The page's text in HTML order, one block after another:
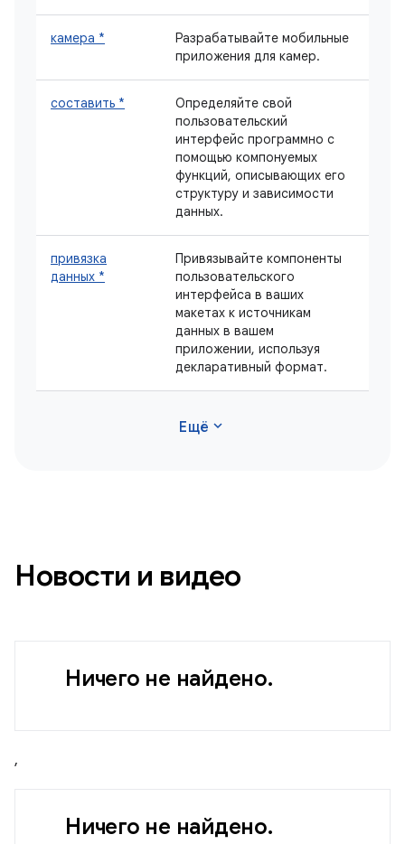
камера *
Разрабатывайте мобильные
приложения для камер.
составить *
Определяйте свой
пользовательский
интерфейс программно с
помощью компонуемых
функций, описывающих его
структуру и зависимости
данных.
привязка
данных *
Привязывайте компоненты
пользовательского
интерфейса в ваших
макетах к источникам
данных в вашем
приложении, используя
декларативный формат.
Ещё expand_more
Новости и видео
Ничего не найдено.
,
Ничего не найдено.